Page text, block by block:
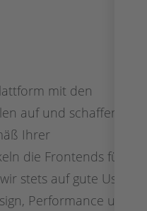
mit den
auf und schaffen
Ihrer
die Frontends für
stets auf gute User
Performance und